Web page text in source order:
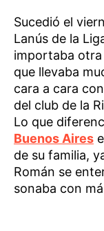
Sucedió el
Lanús de la
importaba otra
que llevaba
cara a cara
del club de la
Lo que
Buenos Aires
de su familia,
Román se
sonaba con